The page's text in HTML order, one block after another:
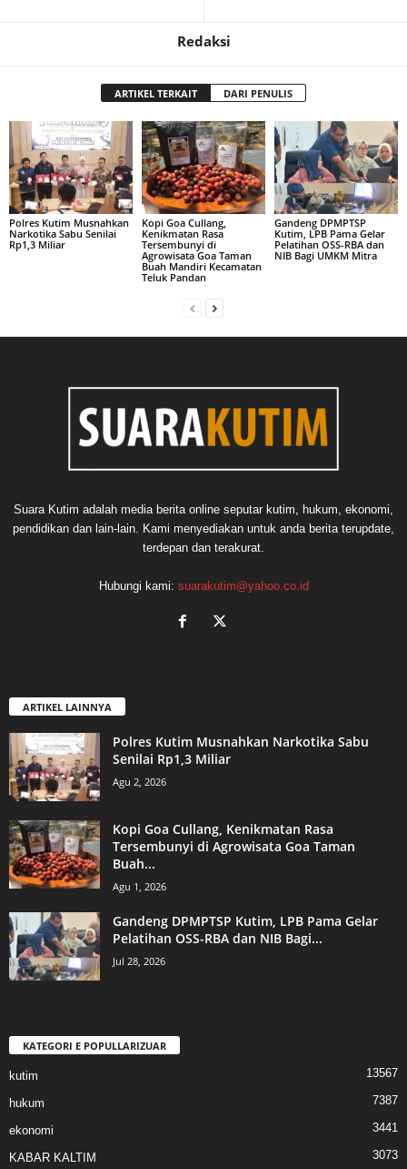
Redaksi
ARTIKEL TERKAIT DARI PENULIS
Polres Kutim Musnahkan
Narkotika Sabu Senilai
Rp1,3 Miliar
Kopi Goa Cullang,
Kenikmatan Rasa
Tersembunyi di
Agrowisata Goa Taman
Buah Mandiri Kecamatan
Teluk Pandan
Gandeng DPMPTSP
Kutim, LPB Pama Gelar
Pelatihan OSS-RBA dan
NIB Bagi UMKM Mitra
Suara Kutim adalah media berita online seputar kutim, hukum, ekonomi,
pendidikan dan lain-lain. Kami menyediakan untuk anda berita terupdate,
terdepan dan terakurat.
Hubungi kami: suarakutim@yahoo.co.id
ARTIKEL LAINNYA
Polres Kutim Musnahkan Narkotika Sabu
Senilai Rp1,3 Miliar
Agu 2, 2026
Kopi Goa Cullang, Kenikmatan Rasa
Tersembunyi di Agrowisata Goa Taman
Buah...
Agu 1, 2026
Gandeng DPMPTSP Kutim, LPB Pama Gelar
Pelatihan OSS-RBA dan NIB Bagi...
Jul 28, 2026
KATEGORI E POPULLARIZUAR
kutim 13567
hukum 7387
ekonomi 3441
KABAR KALTIM 3073